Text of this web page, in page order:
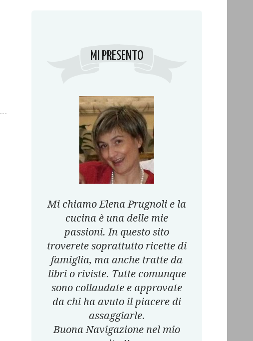
MI PRESENTO
Mi chiamo Elena Prugnoli e la
cucina è una delle mie
passioni. In questo sito
troverete soprattutto ricette di
famiglia, ma anche tratte da
libri o riviste. Tutte comunque
sono collaudate e approvate
da chi ha avuto il piacere di
assaggiarle.
Buona Navigazione nel mio